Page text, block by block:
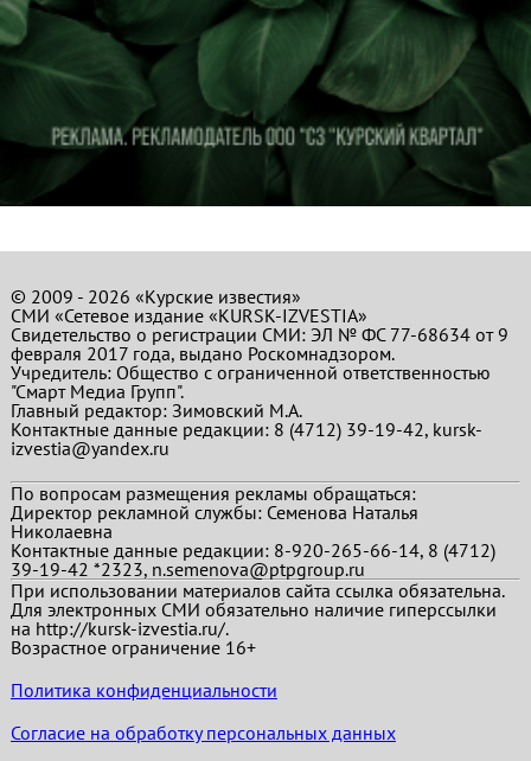
© 2009 - 2026 «Курские известия»
СМИ «Сетевое издание «KURSK-IZVESTIA»
Свидетельство о регистрации СМИ: ЭЛ № ФС 77-68634 от 9
февраля 2017 года, выдано Роскомнадзором.
Учредитель: Общество с ограниченной ответственностью
"Смарт Медиа Групп".
Главный редактор:Зимовский М.А.
Контактные данные редакции: 8 (4712) 39-19-42, kursk-
izvestia@yandex.ru
По вопросам размещения рекламы обращаться:
Директор рекламной службы: Семенова Наталья
Николаевна
Контактные данные редакции: 8-920-265-66-14, 8 (4712)
39-19-42 *2323, n.semenova@ptpgroup.ru
При использовании материалов сайта ссылка обязательна.
Для электронных СМИ обязательно наличие гиперссылки
на http://kursk-izvestia.ru/.
Возрастное ограничение 16+
Политика конфиденциальности
Согласие на обработку персональных данных